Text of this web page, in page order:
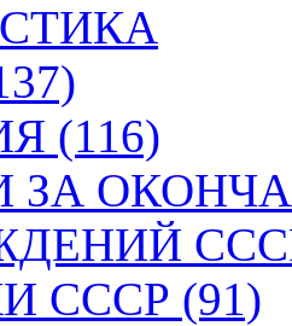
(116)
ЗА
СССР (91)